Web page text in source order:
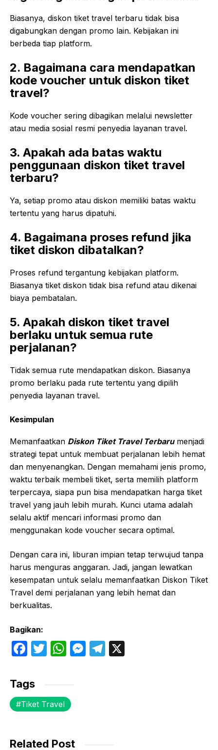
Biasanya, diskon tiket travel terbaru tidak bisa
digabungkan dengan promo lain. Kebijakan ini
berbeda tiap platform.
2. Bagaimana cara mendapatkan
kode voucher untuk diskon tiket
travel?
Kode voucher sering dibagikan melalui newsletter
atau media sosial resmi penyedia layanan travel.
3. Apakah ada batas waktu
penggunaan diskon tiket travel
terbaru?
Ya, setiap promo atau diskon memiliki batas waktu
tertentu yang harus dipatuhi.
4. Bagaimana proses refund jika
tiket diskon dibatalkan?
Proses refund tergantung kebijakan platform.
Biasanya tiket diskon tidak bisa refund atau dikenai
biaya pembatalan.
5. Apakah diskon tiket travel
berlaku untuk semua rute
perjalanan?
Tidak semua rute mendapatkan diskon. Biasanya
promo berlaku pada rute tertentu yang dipilih
penyedia layanan travel.
Kesimpulan
Memanfaatkan Diskon Tiket Travel Terbarumenjadi
strategi tepat untuk membuat perjalanan lebih hemat
dan menyenangkan. Dengan memahami jenis promo,
waktu terbaik membeli tiket, serta memilih platform
terpercaya, siapa pun bisa mendapatkan harga tiket
travel yang jauh lebih murah. Kunci utama adalah
selalu aktif mencari informasi promo dan
menggunakan kode voucher secara optimal.
Dengan cara ini, liburan impian tetap terwujud tanpa
harus menguras anggaran. Jadi, jangan lewatkan
kesempatan untuk selalu memanfaatkan Diskon Tiket
Travel demi perjalanan yang lebih hemat dan
berkualitas.
Bagikan:
F
c
e
b
o
T
er
W
s
A
p
M T
Tags
Tiket Travel
Related Post